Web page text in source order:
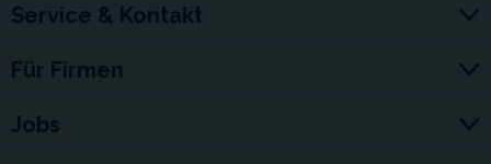
Service & Kontakt
Für Firmen
Jobs